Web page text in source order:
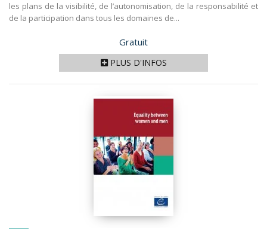
les plans de la visibilité, de l’autonomisation, de la responsabilité et
de la participation dans tous les domaines de...
Prix
Gratuit
PLUS D'INFOS